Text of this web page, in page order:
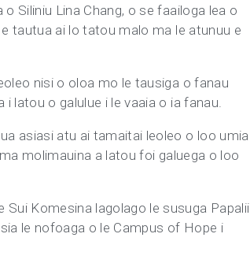
Siliniu Lina Chang, o se faailoga lea o
tautua ai lo tatou malo ma le atunuu e
nisi o oloa mo le tausiga o fanau
latou o galulue i le vaaia o ia fanau.
asiasi atu ai tamaitai leoleo o loo umia
molimauina a latou foi galuega o loo
Sui Komesina lagolago le susuga Papalii
le nofoaga o le Campus of Hope i